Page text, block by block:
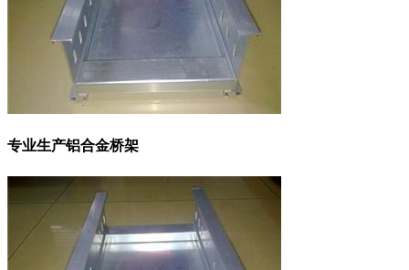
专业生产铝合金桥架